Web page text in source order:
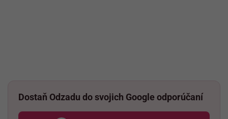
Dostaň Odzadu do svojich Google odporúčaní